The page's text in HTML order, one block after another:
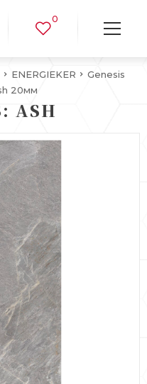
0
ENERGIEKER
Genesis
20мм
ASH